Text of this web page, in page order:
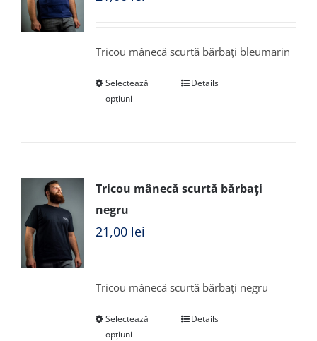
Tricou mânecă scurtă bărbați bleumarin
Selectează
opțiuni
Details
Tricou mânecă scurtă bărbați
negru
21,00 lei
Tricou mânecă scurtă bărbați negru
Selectează
opțiuni
Details